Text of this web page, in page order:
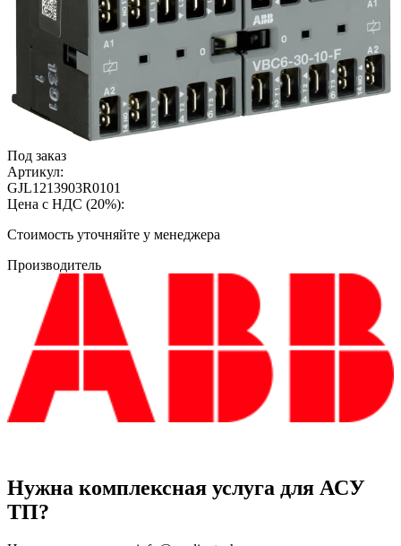
Под заказ
Артикул:
GJL1213903R0101
Цена с НДС (20%):
Cтоимость уточняйте у менеджера
Производитель
Нужна комплексная услуга для АСУ
ТП?